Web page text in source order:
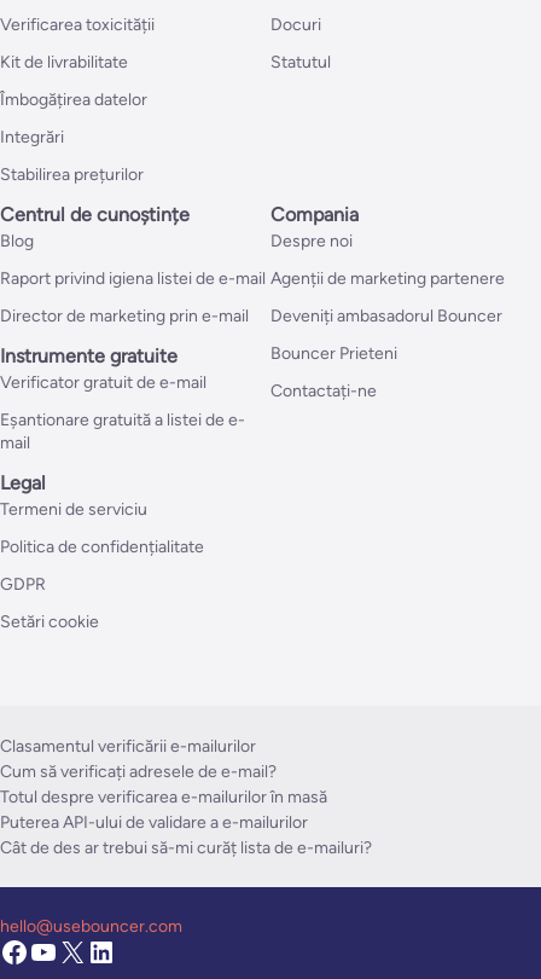
Verificarea toxicității
Kit de livrabilitate
Îmbogățirea datelor
Integrări
Stabilirea prețurilor
Docuri
Statutul
Centrul de cunoștințe
Blog
Raport privind igiena listei de e-mail
Director de marketing prin e-mail
Instrumente gratuite
Verificator gratuit de e-mail
Eșantionare gratuită a listei de e-
mail
Compania
Despre noi
Agenții de marketing partenere
Deveniți ambasadorul Bouncer
Bouncer Prieteni
Contactați-ne
Legal
Termeni de serviciu
Politica de confidențialitate
GDPR
Setări cookie
Clasamentul verificării e-mailurilor
Cum să verificați adresele de e-mail?
Totul despre verificarea e-mailurilor în masă
Puterea API-ului de validare a e-mailurilor
Cât de des ar trebui să-mi curăț lista de e-mailuri?
hello@usebouncer.com